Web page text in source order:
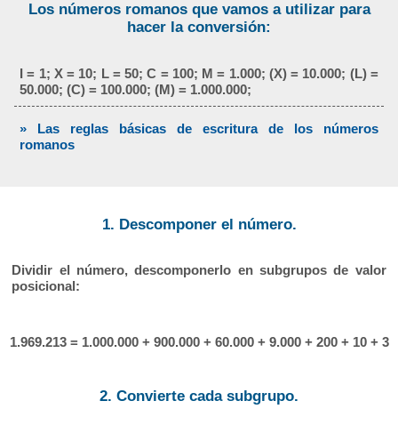
Los números romanos que vamos a utilizar para
hacer la conversión:
I = 1; X = 10; L = 50; C = 100; M = 1.000; (X) = 10.000; (L) =
50.000; (C) = 100.000; (M) = 1.000.000;
» Las reglas básicas de escritura de los números
romanos
1. Descomponer el número.
Dividir el número, descomponerlo en subgrupos de valor
posicional:
1.969.213 = 1.000.000 + 900.000 + 60.000 + 9.000 + 200 + 10 + 3
2. Convierte cada subgrupo.